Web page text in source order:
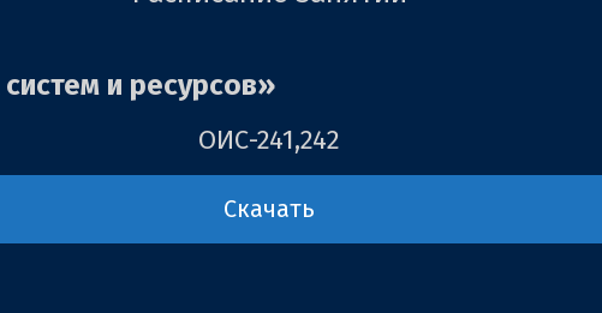
и ресурсов»
ОИС-241,242
Скачать